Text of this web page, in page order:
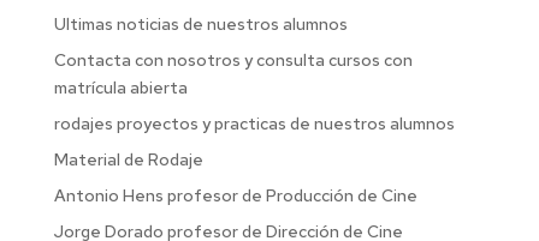
Ultimas noticias de nuestros alumnos
Contacta con nosotros y consulta cursos con
matrícula abierta
rodajes proyectos y practicas de nuestros alumnos
Material de Rodaje
Antonio Hens profesor de Producción de Cine
Jorge Dorado profesor de Dirección de Cine